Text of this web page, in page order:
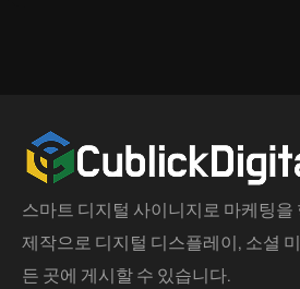
스마트 디지털 사이니지로 마케팅을
제작으로 디지털 디스플레이, 소셜
든 곳에 게시할 수 있습니다.